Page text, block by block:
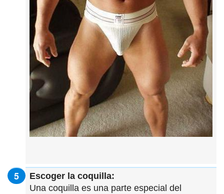
Escoger la coquilla:
Una coquilla es una parte especial del